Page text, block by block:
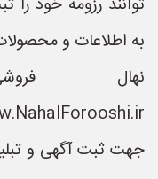
توانند رزومه خود را
به اطلاعات و
نهال
جهت ثبت آگهی و